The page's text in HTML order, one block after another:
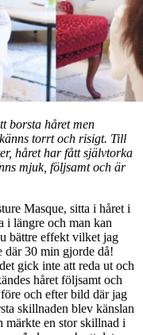
borsta håret men
torrt och risigt. Till
håret har fått självtorka
mjuk, följsamt och är
Masque, sitta i håret i
i längre och man kan
bättre effekt vilket jag
där 30 min gjorde då!
gick inte att reda ut och
håret följsamt och
och efter bild där jag
skillnaden blev känslan
märkte en stor skillnad i